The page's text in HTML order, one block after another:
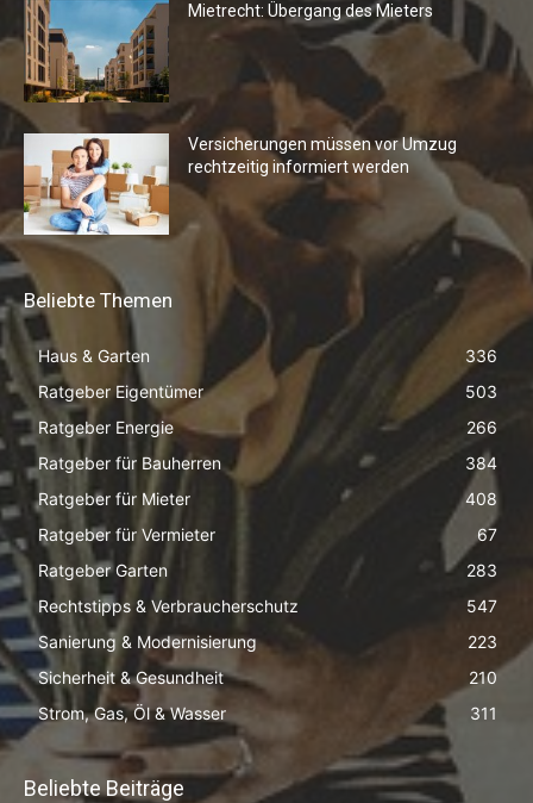
Mietrecht: Übergang des Mieters
Versicherungen müssen vor Umzug
rechtzeitig informiert werden
Beliebte Themen
Haus & Garten
336
Ratgeber Eigentümer
503
Ratgeber Energie
266
Ratgeber für Bauherren
384
Ratgeber für Mieter
408
Ratgeber für Vermieter
67
Ratgeber Garten
283
Rechtstipps & Verbraucherschutz
547
Sanierung & Modernisierung
223
Sicherheit & Gesundheit
210
Strom, Gas, Öl & Wasser
311
Beliebte Beiträge